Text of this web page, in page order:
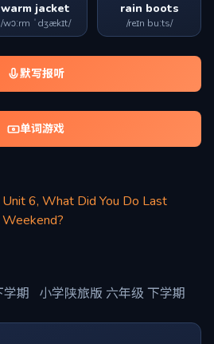
warm jacket
/wɔːrm ˈdʒækɪt/
rain boots
/reɪn buːts/
默写报听
单词游戏
Unit 6, What Did You Do Last
Weekend?
学期
小学陕旅版 六年级 下学期